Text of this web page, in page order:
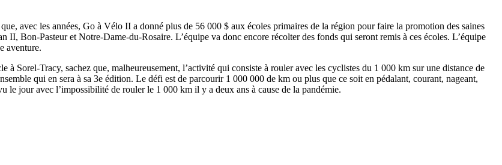
avec les années, Go à Vélo II a donné plus de 56 000 $ aux écoles primaires de la région pour faire la promotion des saines
II, Bon-Pasteur et Notre-Dame-du-Rosaire. L’équipe va donc encore récolter des fonds qui seront remis à ces écoles. L’équipe
aventure.
Sorel-Tracy, sachez que, malheureusement, l’activité qui consiste à rouler avec les cyclistes du 1 000 km sur une distance de
qui en sera à sa 3e édition. Le défi est de parcourir 1 000 000 de km ou plus que ce soit en pédalant, courant, nageant,
jour avec l’impossibilité de rouler le 1 000 km il y a deux ans à cause de la pandémie.